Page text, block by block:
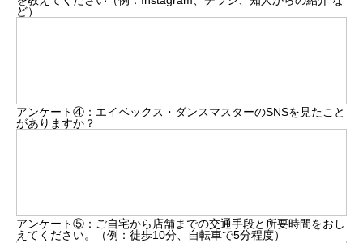
ど）
アンケート④：エイベックス・ダンスマスターのSNSを見たこと
がありますか？
アンケート⑤：ご自宅から店舗までの交通手段と所要時間をおし
えてください。（例：徒歩10分、自転車で5分程度）